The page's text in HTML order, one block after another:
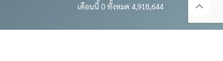
เดือนนี้ 0 ทั้งหมด 4,918,644